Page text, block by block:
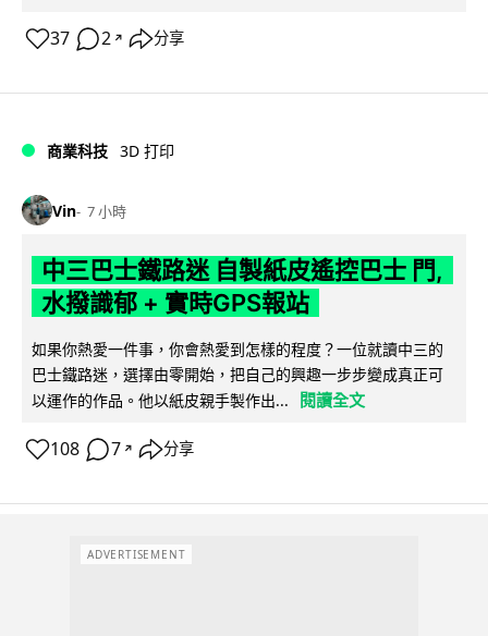
37 2 ↗ 分享
商業科技 3D 打印
Vin 7 小時
中三巴士鐵路迷 自製紙皮遙控巴士 門,
水撥識郁 + 實時GPS報站
如果你熱愛一件事，你會熱愛到怎樣的程度？一位就讀中三的
巴士鐵路迷，選擇由零開始，把自己的興趣一步步變成真正可
以運作的作品。他以紙皮親手製作出...
閱讀全文
108 7 ↗ 分享
ADVERTISEMENT